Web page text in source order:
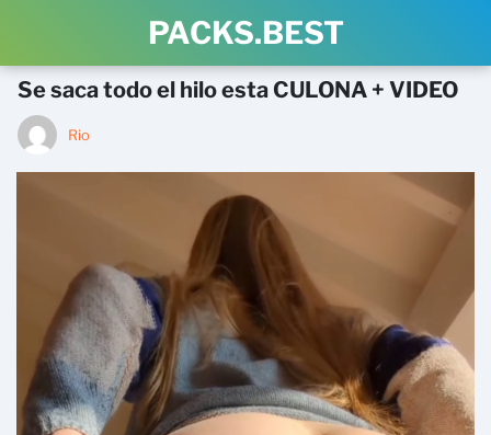
PACKS.BEST
Se saca todo el hilo esta CULONA + VIDEO
Rio